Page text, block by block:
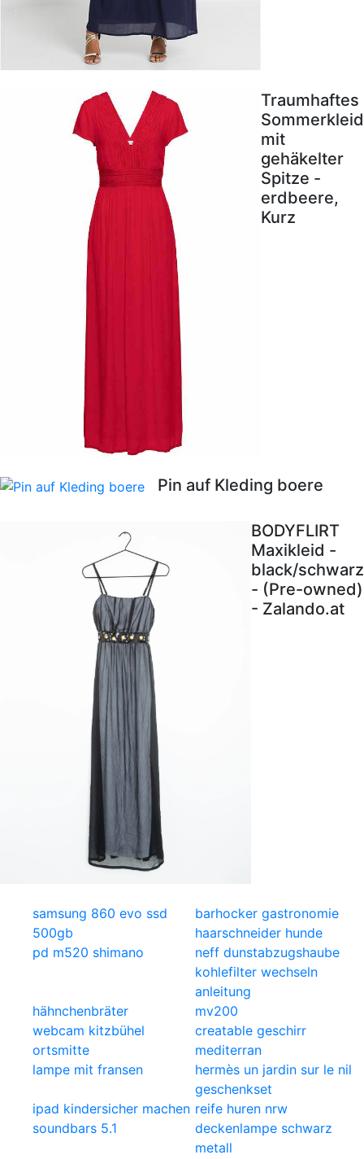
Traumhaftes
Sommerkleid
mit
gehäkelter
Spitze -
erdbeere,
Kurz
Pin auf Kleding boere
BODYFLIRT
Maxikleid -
black/schwarz
- (Pre-owned)
- Zalando.at
samsung 860 evo ssd
500gb
barhocker gastronomie
haarschneider hunde
pd m520 shimano
neff dunstabzugshaube
kohlefilter wechseln
anleitung
hähnchenbräter
mv200
webcam kitzbühel
ortsmitte
creatable geschirr
mediterran
lampe mit fransen
hermès un jardin sur le nil
geschenkset
ipad kindersicher machen reife huren nrw
soundbars 5.1
deckenlampe schwarz
metall